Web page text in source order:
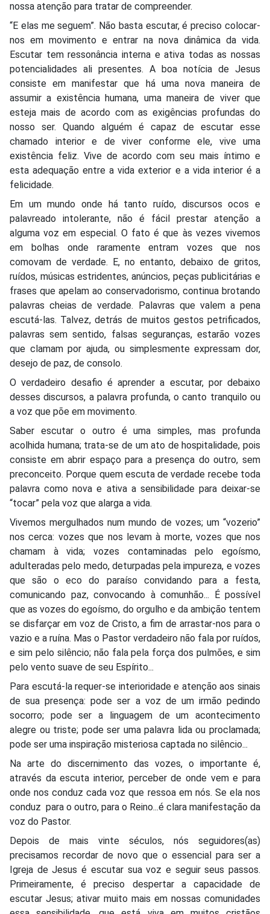
nossa atenção para tratar de compreender.
“E elas me seguem”. Não basta escutar, é preciso colocar-
nos em movimento e entrar na nova dinâmica da vida.
Escutar tem ressonância interna e ativa todas as nossas
potencialidades ali presentes. A boa notícia de Jesus
consiste em manifestar que há uma nova maneira de
assumir a existência humana, uma maneira de viver que
esteja mais de acordo com as exigências profundas do
nosso ser. Quando alguém é capaz de escutar esse
chamado interior e de viver conforme ele, vive uma
existência feliz. Vive de acordo com seu mais íntimo e
esta adequação entre a vida exterior e a vida interior é a
felicidade.
Em um mundo onde há tanto ruído, discursos ocos e
palavreado intolerante, não é fácil prestar atenção a
alguma voz em especial. O fato é que às vezes vivemos
em bolhas onde raramente entram vozes que nos
comovam de verdade. E, no entanto, debaixo de gritos,
ruídos, músicas estridentes, anúncios, peças publicitárias e
frases que apelam ao conservadorismo, continua brotando
palavras cheias de verdade. Palavras que valem a pena
escutá-las. Talvez, detrás de muitos gestos petrificados,
palavras sem sentido, falsas seguranças, estarão vozes
que clamam por ajuda, ou simplesmente expressam dor,
desejo de paz, de consolo.
O verdadeiro desafio é aprender a escutar, por debaixo
desses discursos, a palavra profunda, o canto tranquilo ou
a voz que põe em movimento.
Saber escutar o outro é uma simples, mas profunda
acolhida humana; trata-se de um ato de hospitalidade, pois
consiste em abrir espaço para a presença do outro, sem
preconceito. Porque quem escuta de verdade recebe toda
palavra como nova e ativa a sensibilidade para deixar-se
“tocar” pela voz que alarga a vida.
Vivemos mergulhados num mundo de vozes; um “vozerio”
nos cerca: vozes que nos levam à morte, vozes que nos
chamam à vida; vozes contaminadas pelo egoísmo,
adulteradas pelo medo, deturpadas pela impureza, e vozes
que são o eco do paraíso convidando para a festa,
comunicando paz, convocando à comunhão... É possível
que as vozes do egoísmo, do orgulho e da ambição tentem
se disfarçar em voz de Cristo, a fim de arrastar-nos para o
vazio e a ruína. Mas o Pastor verdadeiro não fala por ruídos,
e sim pelo silêncio; não fala pela força dos pulmões, e sim
pelo vento suave de seu Espírito...
Para escutá-la requer-se interioridade e atenção aos sinais
de sua presença: pode ser a voz de um irmão pedindo
socorro; pode ser a linguagem de um acontecimento
alegre ou triste; pode ser uma palavra lida ou proclamada;
pode ser uma inspiração misteriosa captada no silêncio...
Na arte do discernimento das vozes, o importante é,
através da escuta interior, perceber de onde vem e para
onde nos conduz cada voz que ressoa em nós. Se ela nos
conduz para o outro, para o Reino...é clara manifestação da
voz do Pastor.
Depois de mais vinte séculos, nós seguidores(as)
precisamos recordar de novo que o essencial para ser a
Igreja de Jesus é escutar sua voz e seguir seus passos.
Primeiramente, é preciso despertar a capacidade de
escutar Jesus; ativar muito mais em nossas comunidades